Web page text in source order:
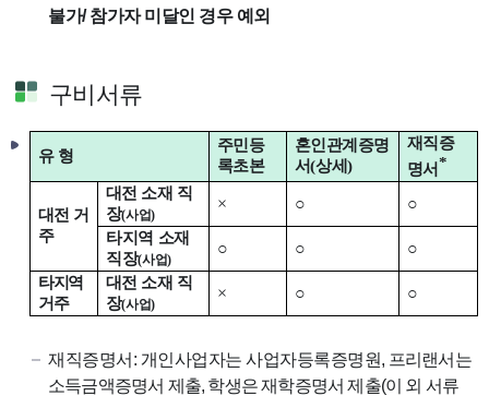
불가/ 참가자 미달인 경우 예외
구비서류
유 형
주민등
록초본
혼인관계증명
서(상세)
재직증
명서*
대전 거
주
대전 소재 직
장(사업)
× ○ ○
타지역 소재
직장(사업)
○ ○ ○
타지역
거주
대전 소재 직
장(사업)
× ○ ○
재직증명서: 개인사업자는 사업자등록증명원, 프리랜서는
소득금액증명서 제출, 학생은 재학증명서 제출(이 외 서류